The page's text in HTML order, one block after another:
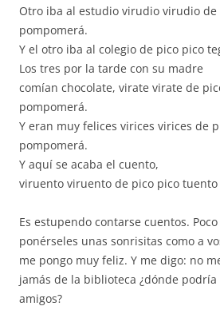
Otro iba al estudio virudio virudio
pompomerá.
Y el otro iba al colegio de pico pico
Los tres por la tarde con su madre
comían chocolate, virate virate de
pompomerá.
Y eran muy felices virices virices de
pompomerá.
Y aquí se acaba el cuento,
viruento viruento de pico pico
Es estupendo contarse cuentos.
ponérseles unas sonrisitas como a
me pongo muy feliz. Y me digo: no
jamás de la biblioteca ¿dónde
amigos?